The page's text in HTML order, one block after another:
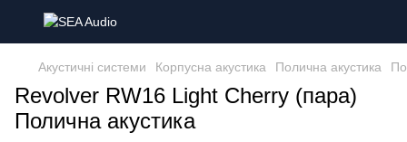
Акустичні системи Корпусна акустика Полична акустика
Revolver RW16 Light Cherry (пара)
Полична акустика